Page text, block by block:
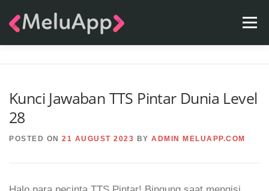
Menu
Kunci Jawaban TTS Pintar Dunia Level
28
POSTED ON 21 AUGUST 2023 BY ADMIN MELUAPP.COM